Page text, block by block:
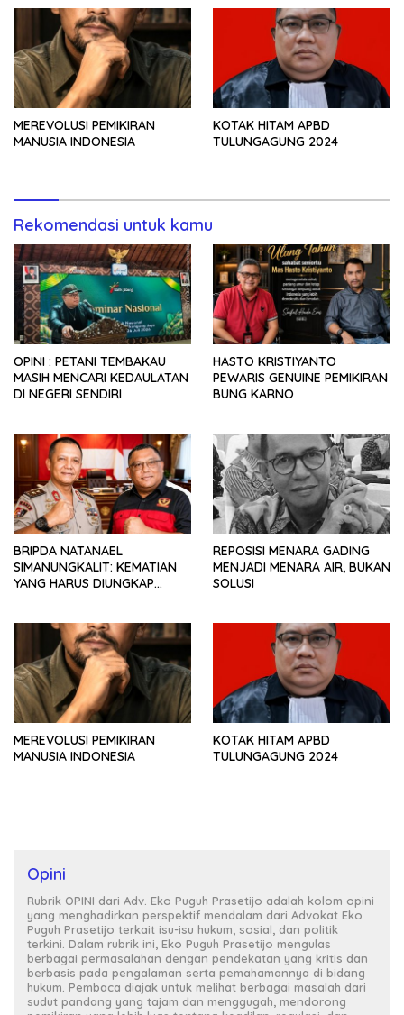
MEREVOLUSI PEMIKIRAN
MANUSIA INDONESIA
KOTAK HITAM APBD
TULUNGAGUNG 2024
Rekomendasi untuk kamu
OPINI : PETANI TEMBAKAU
MASIH MENCARI KEDAULATAN
DI NEGERI SENDIRI
HASTO KRISTIYANTO
PEWARIS GENUINE PEMIKIRAN
BUNG KARNO
BRIPDA NATANAEL
SIMANUNGKALIT: KEMATIAN
YANG HARUS DIUNGKAP
REPOSISI MENARA GADING
MENJADI MENARA AIR, BUKAN
SOLUSI
MEREVOLUSI PEMIKIRAN
MANUSIA INDONESIA
KOTAK HITAM APBD
TULUNGAGUNG 2024
Opini
Rubrik OPINI dari Adv. Eko Puguh Prasetijo adalah kolom opini
yang menghadirkan perspektif mendalam dari Advokat Eko
Puguh Prasetijo terkait isu-isu hukum, sosial, dan politik
terkini. Dalam rubrik ini, Eko Puguh Prasetijo mengulas
berbagai permasalahan dengan pendekatan yang kritis dan
berbasis pada pengalaman serta pemahamannya di bidang
hukum. Pembaca diajak untuk melihat berbagai masalah dari
sudut pandang yang tajam dan menggugah, mendorong